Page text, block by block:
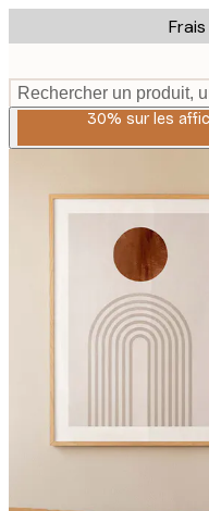
to
content.
Rechercher un produit,
30% sur les